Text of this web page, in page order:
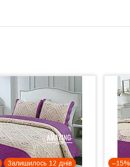
Залишилось 12 днів –15%